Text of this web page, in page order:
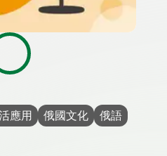
應用 俄國文化
俄語